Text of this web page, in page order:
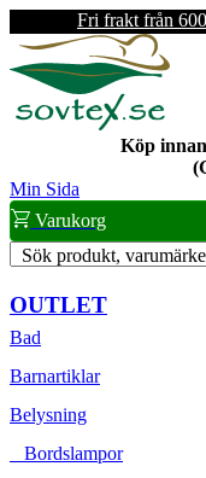
Fri frakt från
Köp
Min Sida
Varukorg
Sök produkt, varumärke
OUTLET
Bad
Barnartiklar
Belysning
Bordslampor